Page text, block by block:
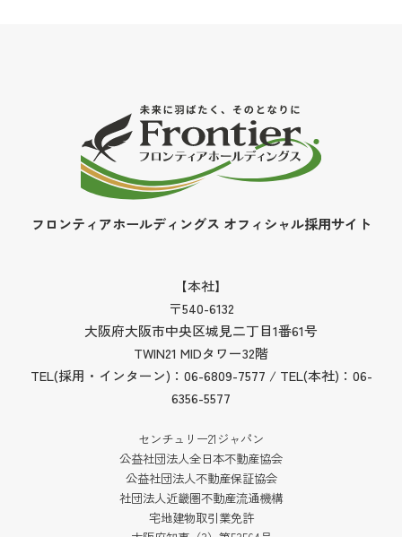
フロンティアホールディングス オフィシャル採用サイト
【本社】
〒540-6132
大阪府大阪市中央区城見二丁目1番61号
TWIN21 MIDタワー32階
TEL(採用・インターン)：06-6809-7577 / TEL(本社)：06-
6356-5577
センチュリー21ジャパン
公益社団法人全日本不動産協会
公益社団法人不動産保証協会
社団法人近畿圏不動産流通機構
宅地建物取引業免許